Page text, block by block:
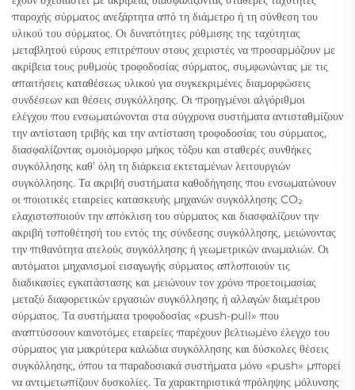
παροχής σύρματος ανεξάρτητα από τη διάμετρο ή τη σύνθεση του
υλικού του σύρματος. Οι δυνατότητες ρύθμισης της ταχύτητας
μεταβλητού εύρους επιτρέπουν στους χειριστές να προσαρμόζουν με
ακρίβεια τους ρυθμούς τροφοδοσίας σύρματος, συμφωνώντας με τις
απαιτήσεις καταθέσεως υλικού για συγκεκριμένες διαμορφώσεις
συνδέσεων και θέσεις συγκόλλησης. Οι προηγμένοι αλγόριθμοι
ελέγχου που ενσωματώνονται στα σύγχρονα συστήματα αντισταθμίζουν
την αντίσταση τριβής και την αντίσταση τροφοδοσίας του σύρματος,
διασφαλίζοντας ομοιόμορφο μήκος τόξου και σταθερές συνθήκες
συγκόλλησης καθ’ όλη τη διάρκεια εκτεταμένων λειτουργιών
συγκόλλησης. Τα ακριβή συστήματα καθοδήγησης που ενσωματώνουν
οι ποιοτικές εταιρείες κατασκευής μηχανών συγκόλλησης CO₂
ελαχιστοποιούν την απόκλιση του σύρματος και διασφαλίζουν την
ακριβή τοποθέτησή του εντός της σύνδεσης συγκόλλησης, μειώνοντας
την πιθανότητα ατελούς συγκόλλησης ή γεωμετρικών ανωμαλιών. Οι
αυτόματοι μηχανισμοί εισαγωγής σύρματος απλοποιούν τις
διαδικασίες εγκατάστασης και μειώνουν τον χρόνο προετοιμασίας
μεταξύ διαφορετικών εργασιών συγκόλλησης ή αλλαγών διαμέτρου
σύρματος. Τα συστήματα τροφοδοσίας «push-pull» που
αναπτύσσουν καινοτόμες εταιρείες παρέχουν βελτιωμένο έλεγχο του
σύρματος για μακρύτερα καλώδια συγκόλλησης και δύσκολες θέσεις
συγκόλλησης, όπου τα παραδοσιακά συστήματα μόνο «push» μπορεί
να αντιμετωπίζουν δυσκολίες. Τα χαρακτηριστικά πρόληψης μόλυνσης